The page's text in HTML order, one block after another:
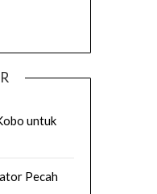
untuk
Pecah